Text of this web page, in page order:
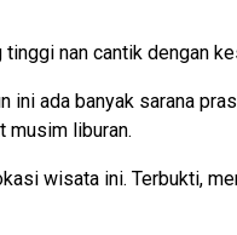
nan cantik dengan
ada banyak sarana
musim liburan.
wisata ini. Terbukti,